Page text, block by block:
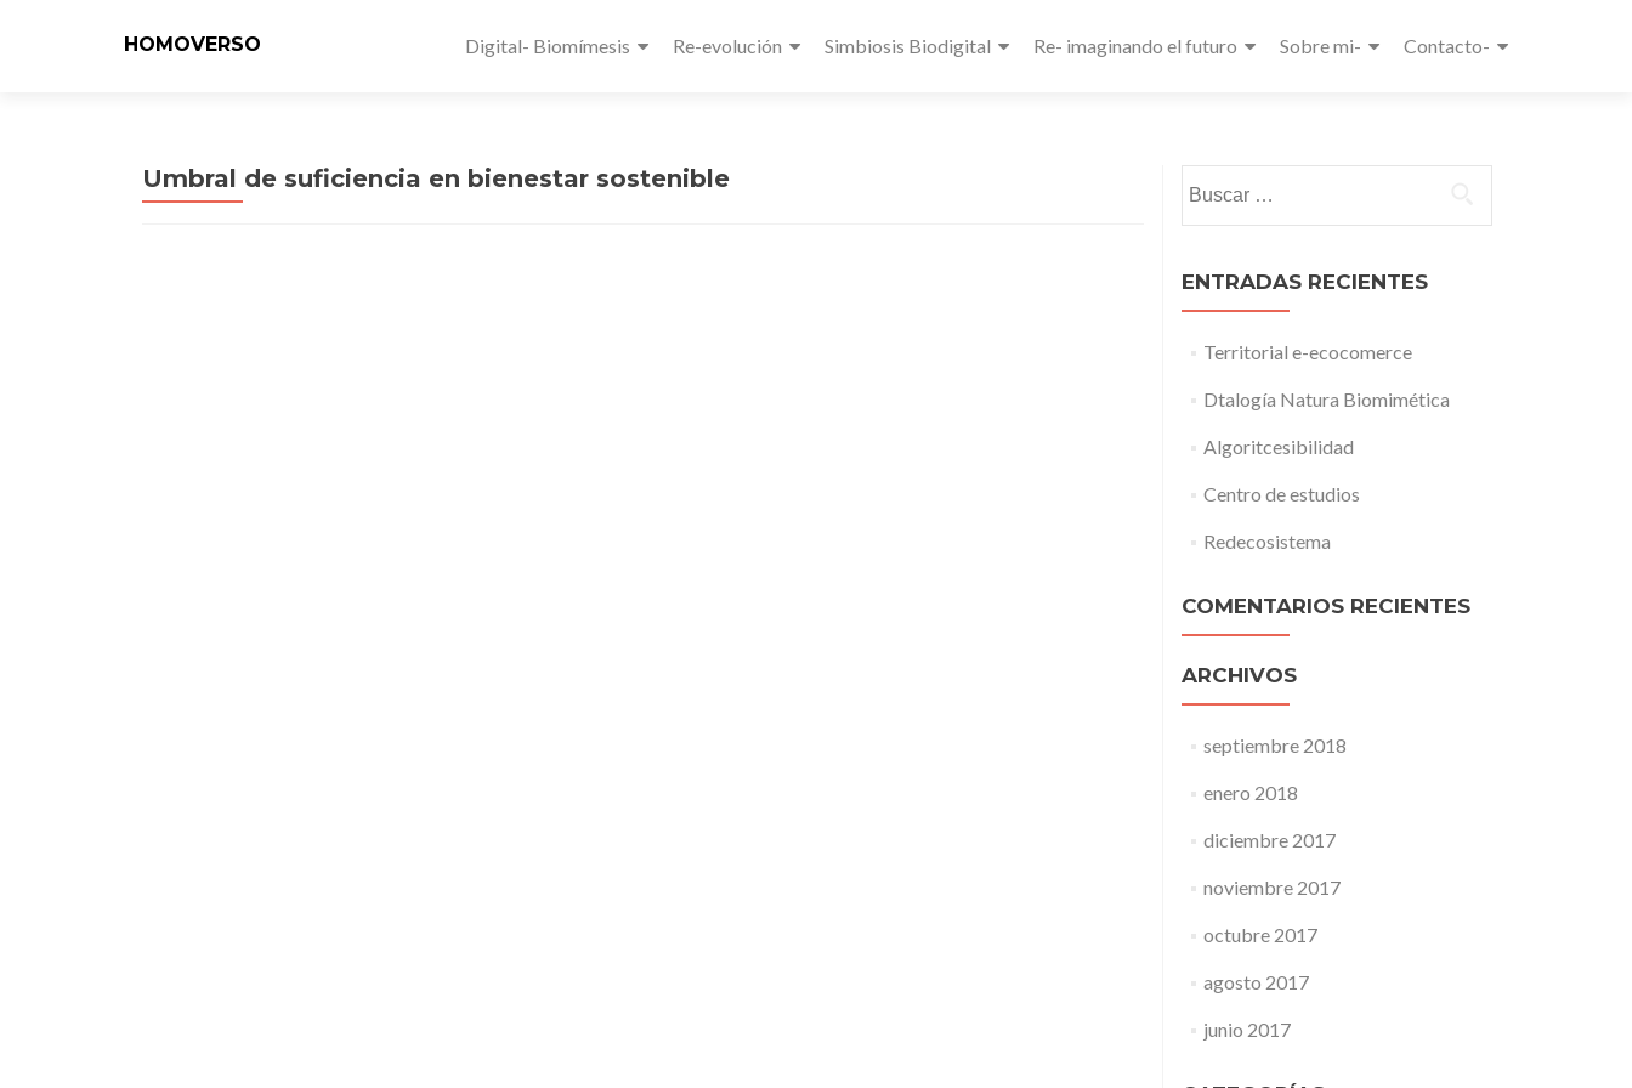
HOMOVERSO Digital- Biomímesis Re-evolución Simbiosis Biodigital Re- imaginando el futuro Sobre mi- Contacto-
Umbral de suficiencia en bienestar sostenible
ENTRADAS RECIENTES
Territorial e-ecocomerce
Dtalogía Natura Biomimética
Algoritcesibilidad
Centro de estudios
Redecosistema
COMENTARIOS RECIENTES
ARCHIVOS
septiembre 2018
enero 2018
diciembre 2017
noviembre 2017
octubre 2017
agosto 2017
junio 2017